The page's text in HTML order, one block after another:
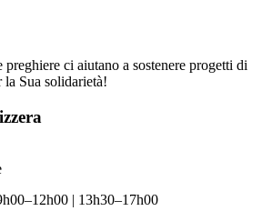
ci aiutano a sostenere progetti di
la Sua solidarietà!
| 13h30–17h00